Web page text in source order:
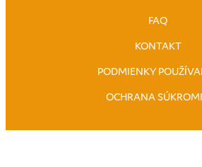
FAQ
KONTAKT
PODMIENKY
OCHRANA